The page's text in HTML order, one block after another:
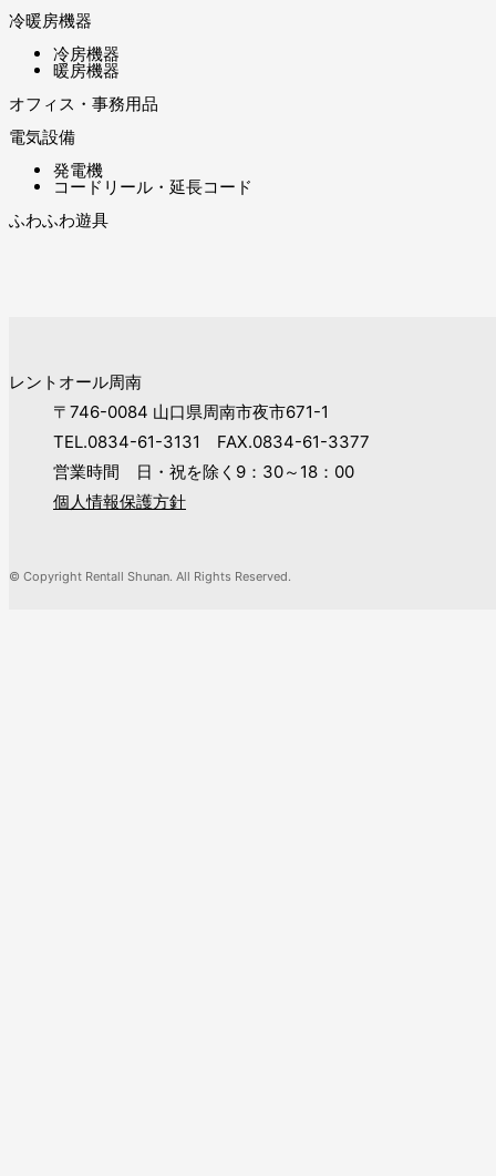
冷暖房機器
冷房機器
暖房機器
オフィス・事務用品
電気設備
発電機
コードリール・延長コード
ふわふわ遊具
レントオール周南
〒746-0084 山口県周南市夜市671-1
TEL.0834-61-3131 FAX.0834-61-3377
営業時間 日・祝を除く9：30～18：00
個人情報保護方針
© Copyright Rentall Shunan. All Rights Reserved.